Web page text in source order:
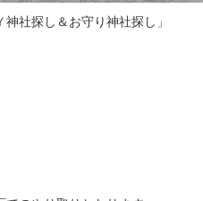
神社探し＆お守り神社探し」